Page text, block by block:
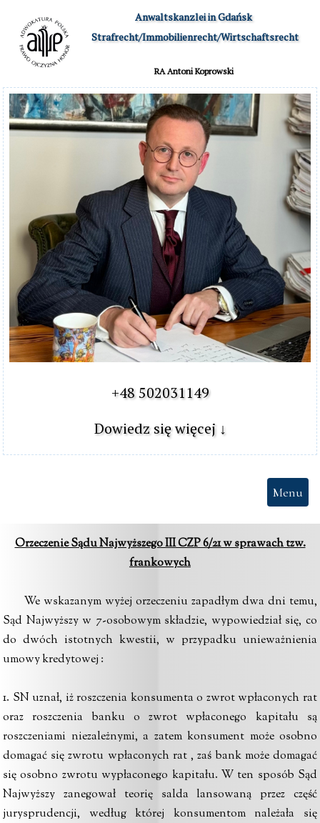
Anwaltskanzlei in Gdańsk
Strafrecht/Immobilienrecht/Wirtschaftsrecht
RA Antoni Koprowski
+48 502031149
Dowiedz się więcej ↓
Menu
Orzeczenie Sądu Najwyższego III CZP 6/21 w sprawach tzw.
frankowych
We wskazanym wyżej orzeczeniu zapadłym dwa dni temu,
Sąd Najwyższy w 7-osobowym składzie, wypowiedział się, co
do dwóch istotnych kwestii, w przypadku unieważnienia
umowy kredytowej :
1. SN uznał, iż roszczenia konsumenta o zwrot wpłaconych rat
oraz roszczenia banku o zwrot wpłaconego kapitału są
roszczeniami niezależnymi, a zatem konsument może osobno
domagać się zwrotu wpłaconych rat , zaś bank może domagać
się osobno zwrotu wypłaconego kapitału. W ten sposób Sąd
Najwyższy zanegował teorię salda lansowaną przez część
jurysprudencji, według której konsumentom należała się